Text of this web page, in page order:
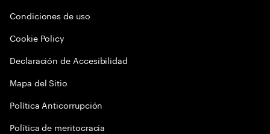
Condiciones de uso
Cookie Policy
Declaración de Accesibilidad
Mapa del Sitio
Política Anticorrupción
Política de meritocracia